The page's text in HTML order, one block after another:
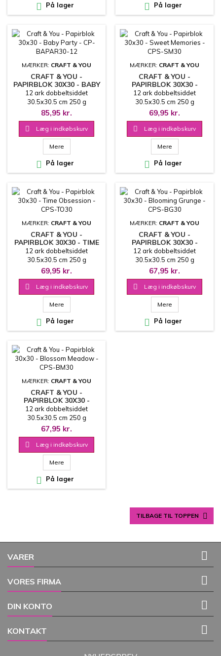
 På lager  På lager
MÆRKER: CRAFT & YOU
CRAFT & YOU -
PAPIRBLOK 30X30 - BABY
PARTY - CP-BAPAR30-12
12 ark dobbeltsiddet
30.5x30.5 cm 250 g
85,95 kr.
 Læg i indkøbskurv
Mere
 På lager
MÆRKER: CRAFT & YOU
CRAFT & YOU -
PAPIRBLOK 30X30 -
SWEET MEMORIES - CPS-
SM30
12 ark dobbeltsiddet
30.5x30.5 cm 250 g
69,95 kr.
 Læg i indkøbskurv
Mere
 På lager
MÆRKER: CRAFT & YOU
CRAFT & YOU -
PAPIRBLOK 30X30 - TIME
OBSESSION - CPS-TO30
12 ark dobbeltsiddet
30.5x30.5 cm 250 g
69,95 kr.
 Læg i indkøbskurv
Mere
 På lager
MÆRKER: CRAFT & YOU
CRAFT & YOU -
PAPIRBLOK 30X30 -
BLOOMING GRUNGE -
CPS-BG30
12 ark dobbeltsiddet
30.5x30.5 cm 250 g
67,95 kr.
 Læg i indkøbskurv
Mere
 På lager
MÆRKER: CRAFT & YOU
CRAFT & YOU -
PAPIRBLOK 30X30 -
BLOSSOM MEADOW -
CPS-BM30
12 ark dobbeltsiddet
30.5x30.5 cm 250 g
67,95 kr.
 Læg i indkøbskurv
Mere
 På lager
TILBAGE TIL TOPPEN 
VARER 
VORES FIRMA 
DIN KONTO 
KONTAKT 